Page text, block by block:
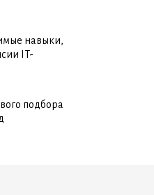
навыки,
IT-
подбора